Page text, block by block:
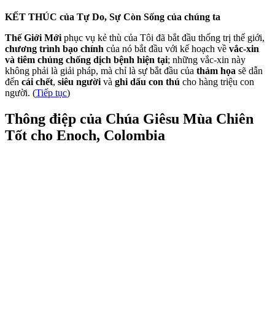
KẾT THÚC của Tự Do, Sự Còn Sống của chúng ta
Thế Giới Mới phục vụ kẻ thù của Tôi đã bắt đầu thống trị thế giới,
chương trình bạo chính của nó bắt đầu với kế hoạch về vắc-xin
và tiêm chủng chống dịch bệnh hiện tại; những vắc-xin này
không phải là giải pháp, mà chỉ là sự bắt đầu của thảm họa sẽ dẫn
đến cái chết, siêu người và ghi dấu con thú cho hàng triệu con
người. (Tiếp tục)
Thông điệp của Chúa Giêsu Mùa Chiên
Tốt cho Enoch, Colombia